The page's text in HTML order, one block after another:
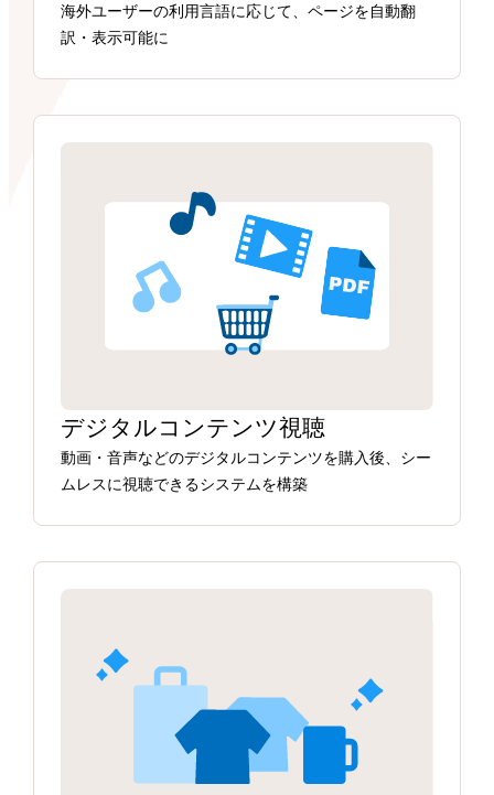
海外ユーザーの利用言語に応じて、ページを自動翻
訳・表示可能に
デジタルコンテンツ視聴
動画・音声などのデジタルコンテンツを購入後、シー
ムレスに視聴できるシステムを構築